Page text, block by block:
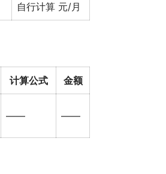
自行计算 元/月
计算公式 金额
—— ——